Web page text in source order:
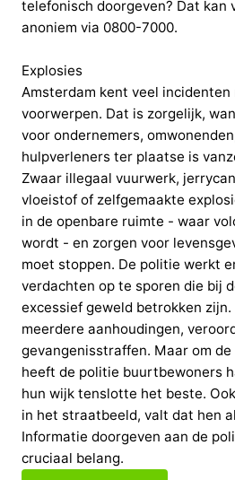
telefonisch doorgeven? Dat kan
anoniem via 0800-7000.
Explosies
Amsterdam kent veel incidenten
voorwerpen. Dat is zorgelijk,
voor ondernemers,
hulpverleners ter plaatse is
Zwaar illegaal vuurwerk,
vloeistof of zelfgemaakte
in de openbare ruimte - waar
wordt - en zorgen voor
moet stoppen. De politie werkt
verdachten op te sporen die bij
excessief geweld betrokken
meerdere aanhoudingen,
gevangenisstraffen. Maar om
heeft de politie buurtbewoners
hun wijk tenslotte het beste.
in het straatbeeld, valt dat hen
Informatie doorgeven aan de
cruciaal belang.